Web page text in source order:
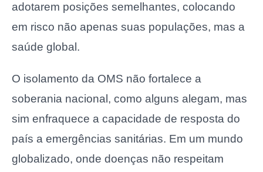
adotarem posições semelhantes, colocando
em risco não apenas suas populações, mas a
saúde global.
O isolamento da OMS não fortalece a
soberania nacional, como alguns alegam, mas
sim enfraquece a capacidade de resposta do
país a emergências sanitárias. Em um mundo
globalizado, onde doenças não respeitam